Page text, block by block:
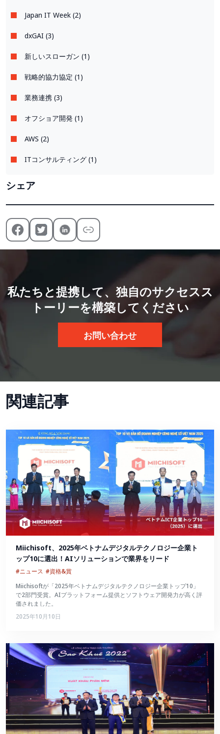
Japan IT Week (2)
dxGAI (3)
新しいスローガン (1)
戦略的協力協定 (1)
業務連携 (3)
オフショア開発 (1)
AWS (2)
ITコンサルティング (1)
シェア
私たちと提携して、独自のサクセスス
トーリーを構築してください
お問い合わせ
関連記事
Miichisoft、2025年ベトナムデジタルテクノロジー企業ト
ップ10に選出！AIソリューションで業界をリード
#ニュース #資格&賞
Miichisoftが「2025年ベトナムデジタルテクノロジー企業トップ10」
で2部門受賞。AIプラットフォーム提供とソフトウェア開発力が高く評
価されました。
2025年10月10日